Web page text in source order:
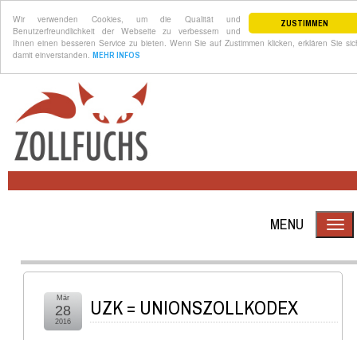
ZUSTIMMEN
Wir verwenden Cookies, um die Qualität und
Benutzerfreundlichkeit der Webseite zu verbessern und
Ihnen einen besseren Service zu bieten. Wenn Sie auf Zustimmen klicken, erklären Sie
damit einverstanden. MEHR INFOS
MENU
UZK = UNIONSZOLLKODEX
Mär
28
2016